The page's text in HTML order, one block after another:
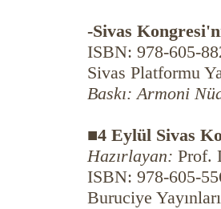
-Sivas
ISBN: 978-605-
Sivas Platformu
Baskı: Armoni
■4 Eylül Sivas
Hazırlayan: Prof.
ISBN: 978-605-
Buruciye